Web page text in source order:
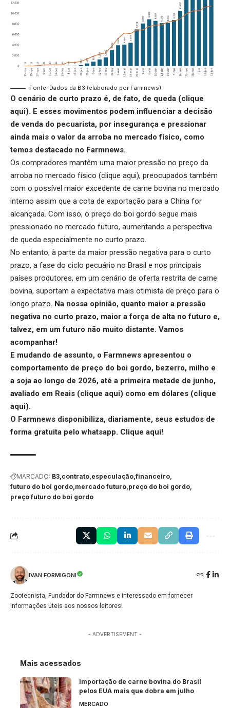
Fonte: Dados da B3 (elaborado por Farmnews)
O cenário de curto prazo é, de fato, de queda (clique
aqui). E esses movimentos podem influenciar a decisão
de venda do pecuarista, por insegurança e pressionar
ainda mais o valor da arroba no mercado físico, como
temos destacado no Farmnews.
Os compradores mantêm uma maior pressão no preço da
arroba no mercado físico (clique aqui), preocupados também
com o possível maior excedente de carne bovina no mercado
interno assim que a cota de exportação para a China for
alcançada. Com isso, o preço do boi gordo segue mais
pressionado no mercado futuro, aumentando a perspectiva
de queda especialmente no curto prazo.
No entanto, à parte da maior pressão negativa para o curto
prazo, a fase do ciclo pecuário no Brasil e nos principais
países produtores, em um cenário de oferta restrita de carne
bovina, suportam a expectativa mais otimista de preço para o
longo prazo. Na nossa opinião, quanto maior a pressão
negativa no curto prazo, maior a força de alta no futuro e,
talvez, em um futuro não muito distante. Vamos
acompanhar!
E mudando de assunto, o Farmnews apresentou o
comportamento de preço do boi gordo, bezerro, milho e
a soja ao longo de 2026, até a primeira metade de junho,
avaliado em Reais (clique aqui) como em dólares (clique
aqui).
O Farmnews disponibiliza, diariamente, seus estudos de
forma gratuita pelo whatsapp. Clique aqui!
MARCADO: B3 contrato especulação financeiro
futuro do boi gordo mercado futuro preço do boi gordo
preço futuro do boi gordo
IVAN FORMIGONI
Zootecnista, Fundador do Farmnews e interessado em fornecer
informações úteis aos nossos leitores!
- ADVERTISEMENT -
Mais acessados
Importação de carne bovina do Brasil
pelos EUA mais que dobra em julho
MERCADO